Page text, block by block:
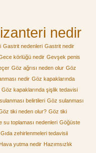
nedir
Gastrit nedenleri Gastrit nedir
körlüğü nedir Gevşek penis
Göz ağrısı neden olur Göz
nedir Göz kapaklarında
Göz kapaklarında şişlik tedavisi
belirtileri Göz sulanması
tiki neden olur? Göz tiki
su toplaması nedenleri Göğüste
Gıda zehirlenmeleri tedavisii
Hava yutma nedir Hazımsızlık